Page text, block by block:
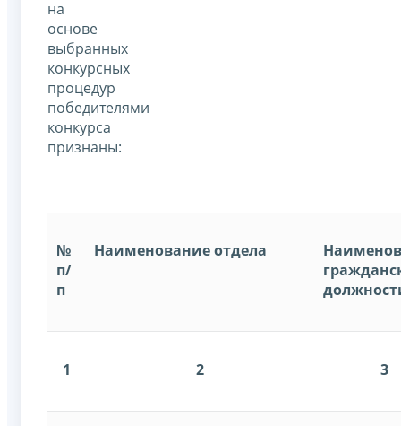
на
основе
выбранных
конкурсных
процедур
победителями
конкурса
признаны:
№
п/
п
Наименование отдела
1 2 3